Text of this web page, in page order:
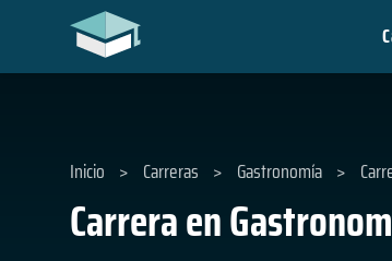
Carrera en
Inicio > Carreras > Gastronomía >